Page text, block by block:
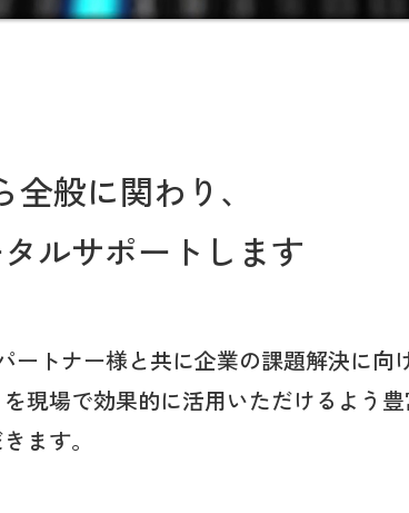
般に関わり、
ルサポートします
トナー様と共に企業の課題解決に向
現場で効果的に活用いただけるよう
ます。